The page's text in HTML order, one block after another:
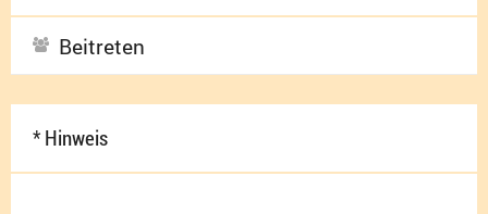
Beitreten
* Hinweis